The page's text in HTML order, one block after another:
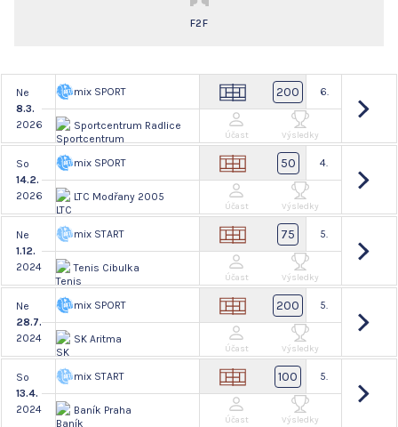
F2F
Ne
8.3.
2026
mix SPORT
Sportcentrum Radlice
200 6.
Účast Výsledky
So
14.2.
2026
mix SPORT
LTC Modřany 2005
50 4.
Účast Výsledky
Ne
1.12.
2024
mix START
Tenis Cibulka
75 5.
Účast Výsledky
Ne
28.7.
2024
mix SPORT
SK Aritma
200 5.
Účast Výsledky
So
13.4.
2024
mix START
Baník Praha
100 5.
Účast Výsledky